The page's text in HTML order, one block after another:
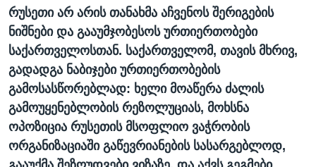
რუსეთი არ არის თანახმა აჩვენოს შერიგების
ნიშნები და გააუმჯობესოს ურთიერთობები
საქართველოსთან. საქართველომ, თავის მხრივ,
გადადგა ნაბიჯები ურთიერთობების
გამოსასწორებლად: ხელი მოაწერა ძალის
გამოუყენებლობის რეზოლუციას, მოხსნა
ოპოზიცია რუსეთის მსოფლიო ვაჭრობის
ორგანიზაციაში გაწევრიანების სასარგებლოდ,